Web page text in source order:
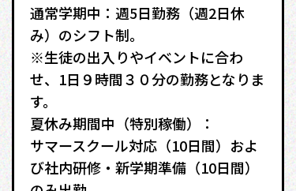
通常学期中：週5日勤務（週2日休
み）のシフト制。
※生徒の出入りやイベントに合わ
せ、1日９時間３０分の勤務となりま
す。
夏休み期間中（特別稼働）：
サマースクール対応（10日間）およ
び社内研修・新学期準備（10日間）